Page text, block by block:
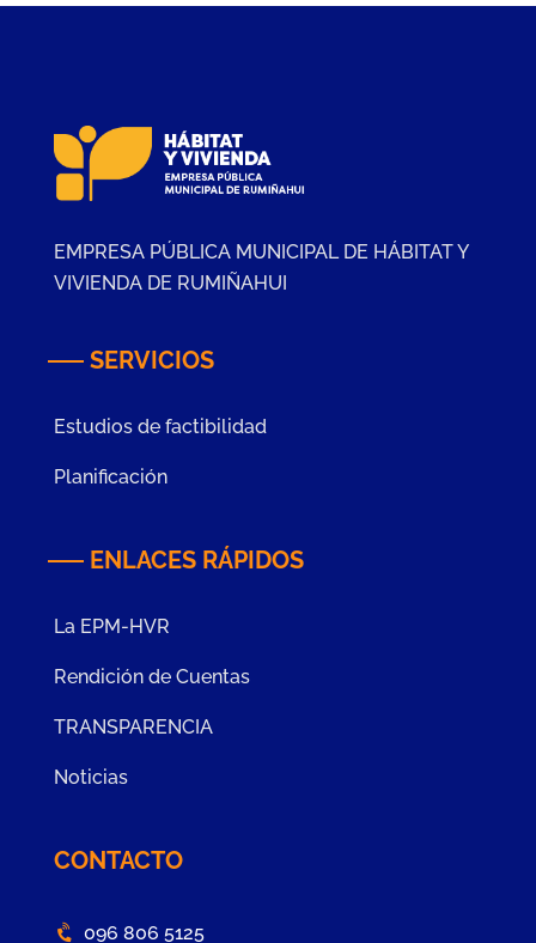
EMPRESA PÚBLICA MUNICIPAL DE HÁBITAT Y
VIVIENDA DE RUMIÑAHUI
SERVICIOS
Estudios de factibilidad
Planificación
ENLACES RÁPIDOS
La EPM-HVR
Rendición de Cuentas
TRANSPARENCIA
Noticias
CONTACTO
096 806 5125